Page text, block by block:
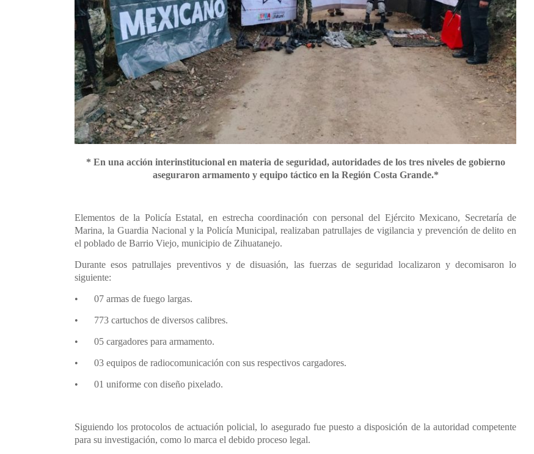
* En una acción interinstitucional en materia de seguridad, autoridades de los tres niveles de gobierno
aseguraron armamento y equipo táctico en la Región Costa Grande.*
Elementos de la Policía Estatal, en estrecha coordinación con personal del Ejército Mexicano, Secretaría de
Marina, la Guardia Nacional y la Policía Municipal, realizaban patrullajes de vigilancia y prevención de delito en
el poblado de Barrio Viejo, municipio de Zihuatanejo.
Durante esos patrullajes preventivos y de disuasión, las fuerzas de seguridad localizaron y decomisaron lo
siguiente:
• 07 armas de fuego largas.
• 773 cartuchos de diversos calibres.
• 05 cargadores para armamento.
• 03 equipos de radiocomunicación con sus respectivos cargadores.
• 01 uniforme con diseño pixelado.
Siguiendo los protocolos de actuación policial, lo asegurado fue puesto a disposición de la autoridad competente
para su investigación, como lo marca el debido proceso legal.